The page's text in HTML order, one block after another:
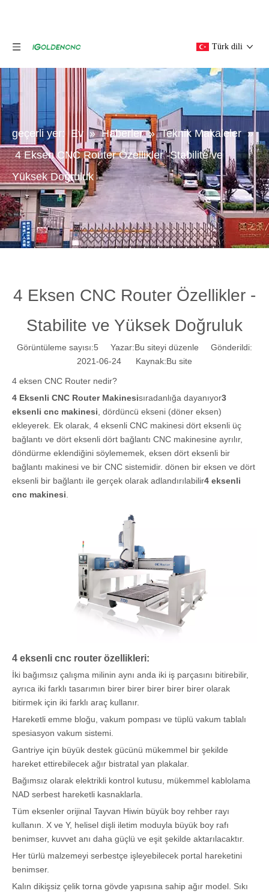
Türk dili
geçerli yer: Ev » Haberler » Teknik Makaleler »
4 Eksen CNC Router Özellikler -Stabilite ve
Yüksek Doğruluk
4 Eksen CNC Router Özellikler -
Stabilite ve Yüksek Doğruluk
Görüntüleme sayısı:5 Yazar:Bu siteyi düzenle Gönderildi:
2021-06-24 Kaynak:Bu site
4 eksen CNC Router nedir?
4 Eksenli CNC Router Makinesisıradanlığa dayanıyor3
eksenli cnc makinesi , dördüncü ekseni (döner eksen)
ekleyerek. Ek olarak, 4 eksenli CNC makinesi dört eksenli üç
bağlantı ve dört eksenli dört bağlantı CNC makinesine ayrılır,
döndürme eklendiğini söylememek, eksen dört eksenli bir
bağlantı makinesi ve bir CNC sistemidir. dönen bir eksen ve dört
eksenli bir bağlantı ile gerçek olarak adlandırılabilir4 eksenli
cnc makinesi
4 eksenli cnc router özellikleri:
İki bağımsız çalışma milinin aynı anda iki iş parçasını bitirebilir,
ayrıca iki farklı tasarımın birer birer birer birer birer olarak
bitirmek için iki farklı araç kullanır.
Hareketli emme bloğu, vakum pompası ve tüplü vakum tablalı
spesiasyon vakum sistemi.
Gantriye için büyük destek gücünü mükemmel bir şekilde
hareket ettirebilecek ağır bistratal yan plakalar.
Bağımsız olarak elektrikli kontrol kutusu, mükemmel kablolama
NAD serbest hareketli kasnaklarla.
Tüm eksenler orijinal Tayvan Hiwin büyük boy rehber rayı
kullanın. X ve Y, helisel dişli iletim moduyla büyük boy rafı
benimser, kuvvet anı daha güçlü ve eşit şekilde aktarılacaktır.
Her türlü malzemeyi serbestçe işleyebilecek portal hareketini
benimser.
Kalın dikişsiz çelik torna gövde yapısına sahip ağır model. Sıkı